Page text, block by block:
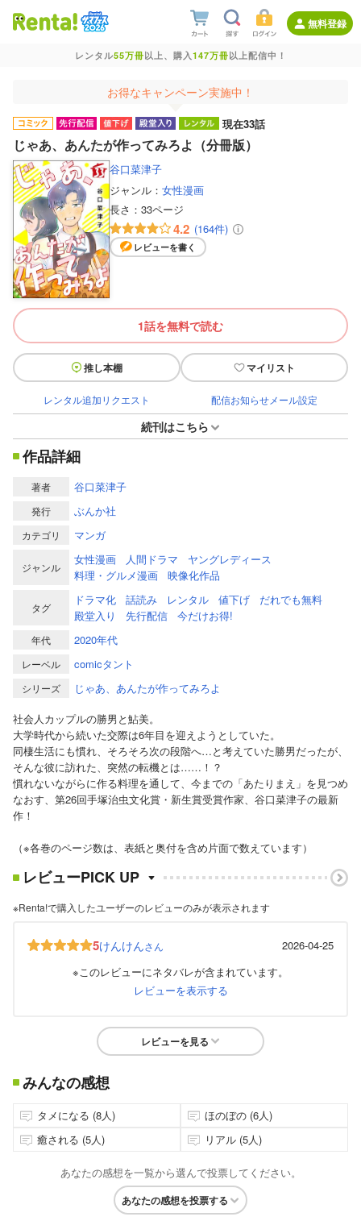
無料登録
レンタル55万冊以上、購入147万冊以上配信中！
お得なキャンペーン実施中！
現在33話
じゃあ、あんたが作ってみろよ（分冊版）
谷口菜津子
ジャンル： 女性漫画
長さ： 33ページ
4.2 (164件)
レビューを書く
1話を無料で読む
推し本棚 マイリスト
レンタル追加リクエスト 配信お知らせメール設定
続刊はこちら
作品詳細
著者 谷口菜津子
発行 ぶんか社
カテゴリ マンガ
ジャンル
女性漫画 人間ドラマ
ヤングレディース
料理・グルメ漫画
映像化作品
タグ
ドラマ化 話読み レンタル 値下げ
だれでも無料
殿堂入り
先行配信 今だけお得!
年代 2020年代
レーベル comicタント
シリーズ
じゃあ、あんたが作ってみろよ
社会人カップルの勝男と鮎美。
大学時代から続いた交際は6年目を迎えようとしていた。
同棲生活にも慣れ、そろそろ次の段階へ…と考えていた勝男だったが、
そんな彼に訪れた、突然の転機とは……！？
慣れないながらに作る料理を通して、今までの「あたりまえ」を見つめ
なおす、第26回手塚治虫文化賞・新生賞受賞作家、谷口菜津子の最新
作！
（※各巻のページ数は、表紙と奥付を含め片面で数えています）
レビューPICK UP
※Renta!で購入したユーザーのレビューのみが表示されます
5けんけんさん
2026-04-25
※このレビューにネタバレが含まれています。
レビューを表示する
レビューを見る
みんなの感想
タメになる (8人)
ほのぼの (6人)
癒される (5人)
リアル (5人)
あなたの感想を一覧から選んで投票してください。
あなたの感想を投票する